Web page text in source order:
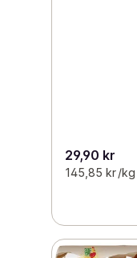
29,90 kr
145,85 kr /kg